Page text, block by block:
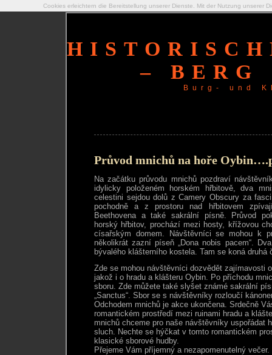
–
Burg- und
Průvod mnichů na hoře
Na začátku průvodu mnichů pozdraví
idylicky položeném horském hřbitově, dva
celestini sejdou dolů z Camery Obscury za
pochodně a z prostoru nad hřbitovem
Beethovena a také sakrální písně. Průvod
horský hřbitov, prochází mezi hosty, křížovou
císařským domem. Návštěvníci se mohou k
několikrát zazní píseň „Dona nobis pacem“.
bývalého klášterního kostela. Tam se koná druhá
Zde se mohou návštěvníci dozvědět zajímavosti
jakož i o hradu a klášteru Oybin. Po příchodu
sboru. Zde můžete také slyšet známé sakrální
„Sanctus“. Sbor se s návštěvníky rozloučí
Odchodem mnichů je akce ukončena. Srdečně
romantickém prostředí mezi ruinami hradu a
mnichů chceme pro naše návštěvníky uspořádat
sluch. Nechte se hýčkat v tomto romantickém
klasické sborové hudby.
Přejeme Vám příjemný a nezapomenutelný večer.
Cookies erleichtern die Bereitstellung unserer Dienste. Mit der Nutzung unserer